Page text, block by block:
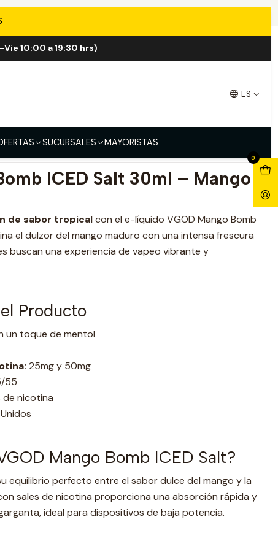
Vie 10:00 a 19:30 hrs)
ES
SUCURSALES MAYORISTAS
0
ICED Salt 30ml
ICED Salt 30ml – Mango
de sabor tropicalcon el e-líquido VGOD Mango Bomb
el dulzor del mango maduro con una intensa frescura
buscan una experiencia de vapeo vibrante y
Producto
un toque de mentol
25mg y 50mg
55
de nicotina
Mango Bomb ICED Salt?
equilibrio perfecto entre el sabor dulce del mango y la
sales de nicotina proporciona una absorción rápida y
ideal para dispositivos de baja potencia.